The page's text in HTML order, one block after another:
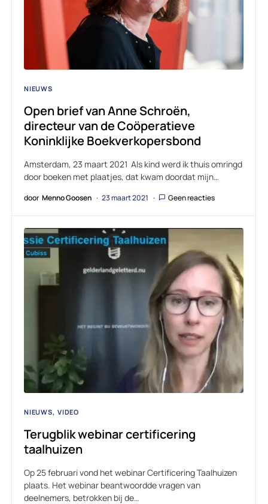
NIEUWS
Open brief van Anne Schroën,
directeur van de Coöperatieve
Koninklijke Boekverkopersbond
Amsterdam, 23 maart 2021 Als kind werd ik thuis omringd
door boeken met plaatjes, dat kwam doordat mijn…
door Menno Goosen 23 maart 2021 Geen reacties
NIEUWS VIDEO
Terugblik webinar certificering
taalhuizen
Op 25 februari vond het webinar Certificering Taalhuizen
plaats. Het webinar beantwoordde vragen van
deelnemers, betrokken bij de…